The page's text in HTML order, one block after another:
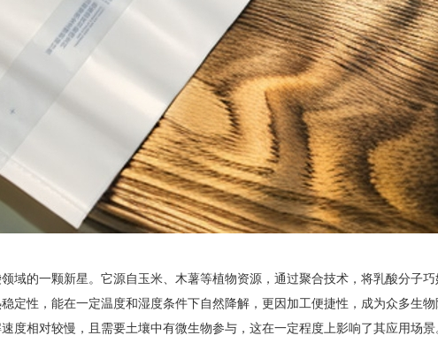
域的一颗新星。它源自玉米、木薯等植物资源，通过聚合技术，将乳酸分子巧
定性，能在一定温度和湿度条件下自然降解，更因加工便捷性，成为众多生物
度相对较慢，且需要土壤中有微生物参与，这在一定程度上影响了其应用场景